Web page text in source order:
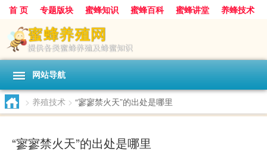
首 页 专题版块 蜜蜂知识 蜜蜂百科 蜜蜂讲堂
养蜂技术
中华蜜蜂
蜂蜜 胡蜂
网站导航
> 养殖技术 > “寥寥禁火天”的出处是哪里
“寥寥禁火天”的出处是哪里